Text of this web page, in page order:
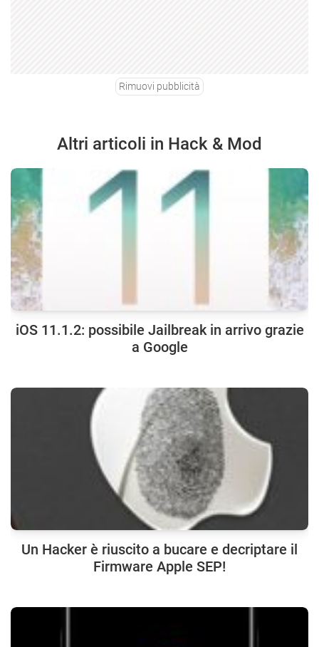
Rimuovi pubblicità
Altri articoli in Hack & Mod
iOS 11.1.2: possibile Jailbreak in arrivo grazie
a Google
Un Hacker è riuscito a bucare e decriptare il
Firmware Apple SEP!